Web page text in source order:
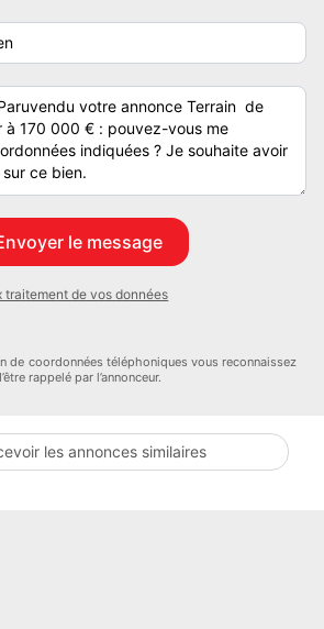
traitement de vos données
de coordonnées téléphoniques vous reconnaissez
rappelé par l’annonceur.
les annonces similaires